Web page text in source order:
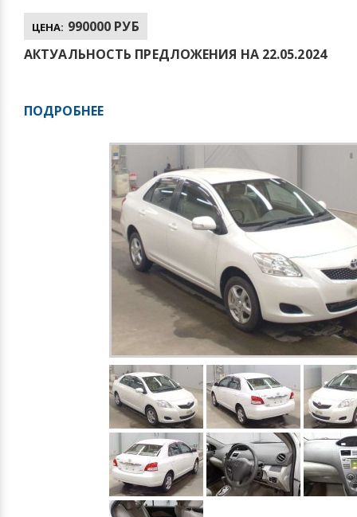
ЦЕНА: 990000 РУБ
АКТУАЛЬНОСТЬ ПРЕДЛОЖЕНИЯ НА 22.05.2024
ПОДРОБНЕЕ